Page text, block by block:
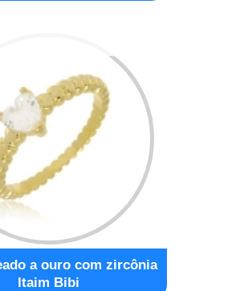
a ouro com zircônia
Itaim Bibi